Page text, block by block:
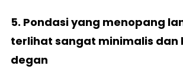
5. Pondasi yang menopang
terlihat sangat minimalis dan
degan